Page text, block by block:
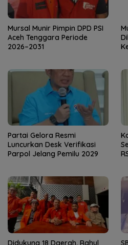
Mursal Munir Pimpin DPD PSI
Aceh Tenggara Periode
2026–2031
Partai Gelora Resmi
Luncurkan Desk Verifikasi
Parpol Jelang Pemilu 2029
Didukung 18 Daerah, Rahul